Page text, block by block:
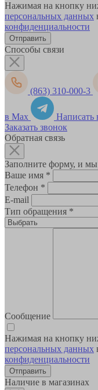
Нажимая на кнопку
персональных данных
конфиденциальности
Способы связи
(863) 310-000-3
в Max
Написать
Заказать звонок
Обратная связь
Заполните форму, и
Ваше имя *
Телефон *
E-mail
Тип обращения *
Сообщение
Нажимая на кнопку
персональных данных
конфиденциальности
Наличие в магазинах